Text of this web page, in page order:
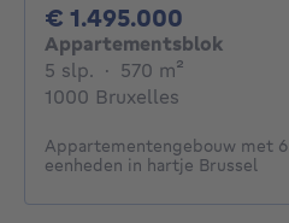
€ 1.495.000
Appartementsblok
5 slp. 5 slaapkamers
· 570 m²
1000 Bruxelles
Appartementengebouw met 6
eenheden in hartje Brussel